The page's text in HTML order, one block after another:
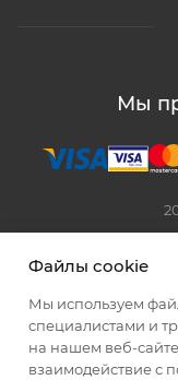
Мы
Файлы cookie
Мы используем
специалистами и
на нашем веб-
взаимодействие с